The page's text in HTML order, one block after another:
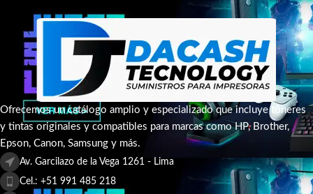
Ofrecemos un catálogo amplio y especializado que incluye tóneres
y tintas originales y compatibles para marcas como HP, Brother,
Epson, Canon, Samsung y más.
Av. Garcilazo de la Vega 1261 - Lima
Cel.: +51 991 485 218